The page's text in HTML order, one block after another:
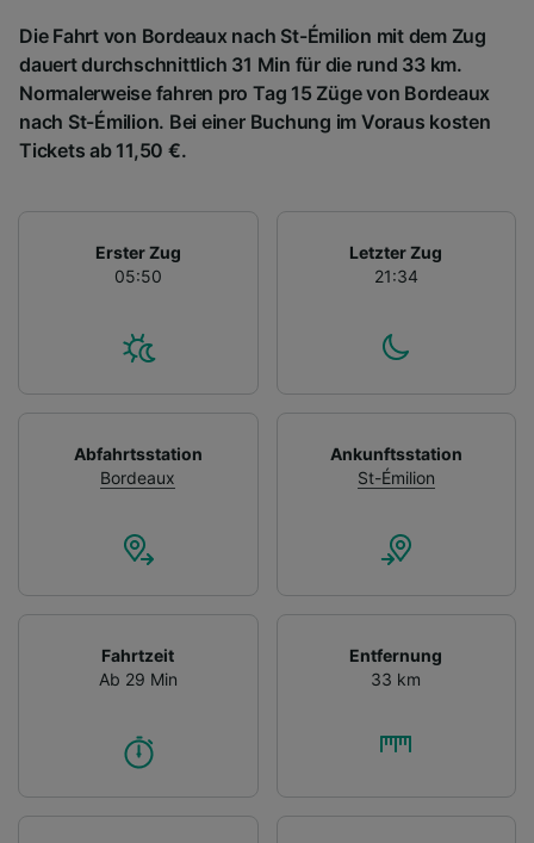
Die Fahrt von Bordeaux nach St-Émilion mit dem Zug
dauert durchschnittlich 31 Min für die rund 33 km.
Normalerweise fahren pro Tag 15 Züge von Bordeaux
nach St-Émilion. Bei einer Buchung im Voraus kosten
Tickets ab 11,50 €.
Erster Zug
05:50
Letzter Zug
21:34
Abfahrtsstation
Bordeaux
Ankunftsstation
St-Émilion
Fahrtzeit
Ab 29 Min
Entfernung
33 km